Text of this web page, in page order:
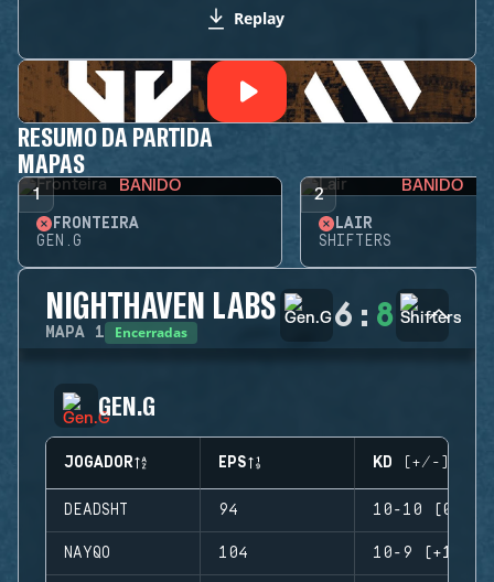
Replay
RESUMO DA PARTIDA
MAPAS
1 BANIDO
FRONTEIRA
GEN.G
2 BANIDO
LAIR
SHIFTERS
NIGHTHAVEN LABS
MAPA 1 Encerradas 6 : 8
GEN.G
JOGADOR EPS KD (+/-)
DEADSHT 94 10-10 (0)
NAYQO 104 10-9 (+1)